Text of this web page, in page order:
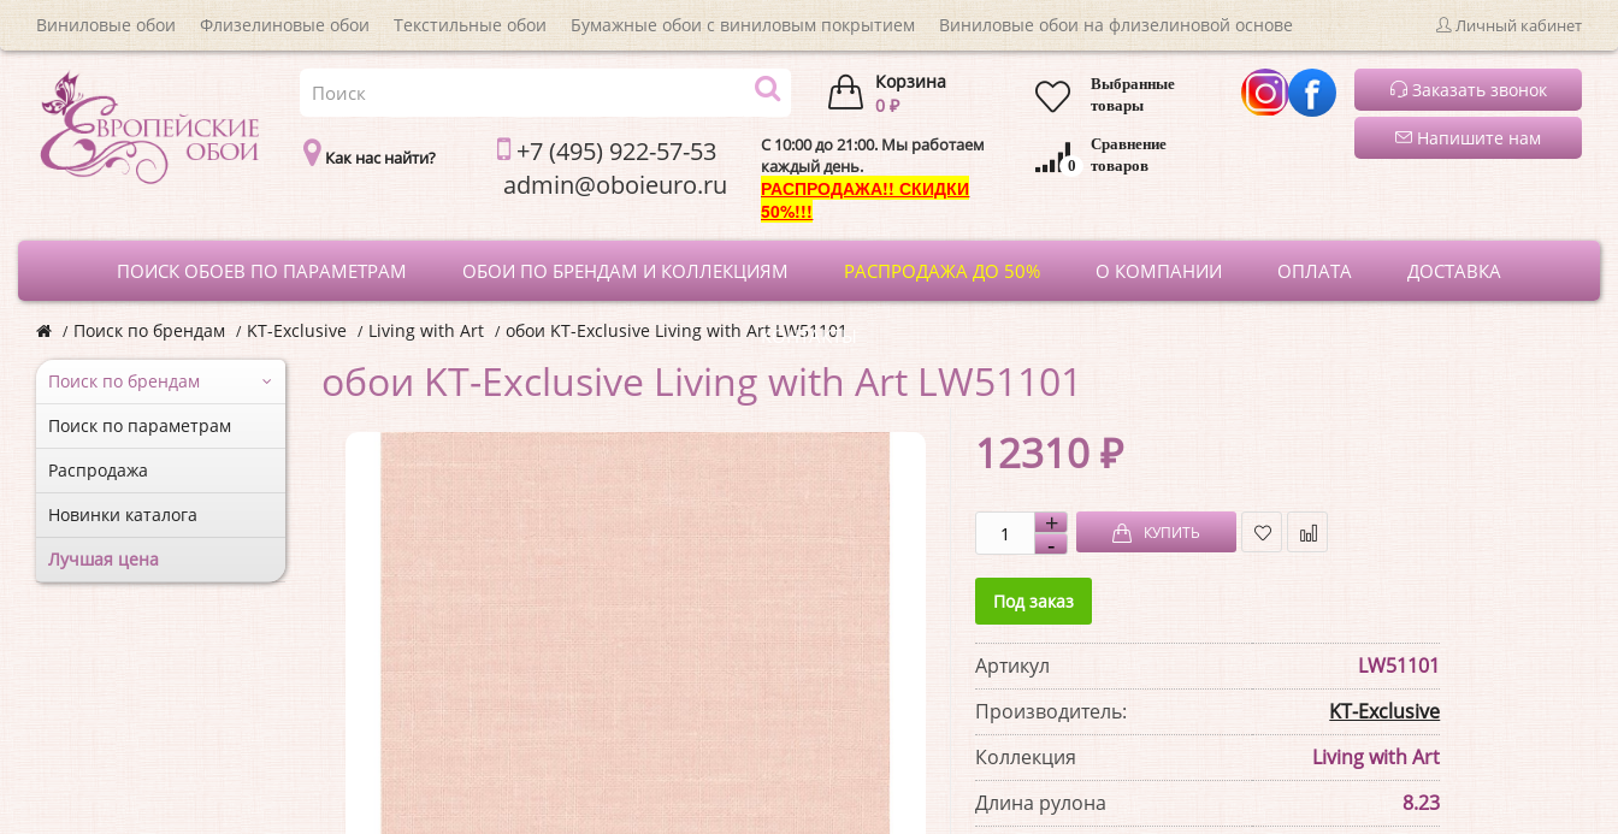
Виниловые обои Флизелиновые обои Текстильные обои Бумажные обои с виниловым покрытием Виниловые обои на флизелиновой основе Личный кабинет
Корзина
0 ₽
Как нас найти?
+7 (495) 922-57-53
admin@oboieuro.ru
C 10:00 до 21:00. Мы работаем
каждый день.
РАСПРОДАЖА!! СКИДКИ
50%!!!
Выбранные
товары
Сравнение
товаров
0
Заказать звонок
Напишите нам
ПОИСК ОБОЕВ ПО ПАРАМЕТРАМ ОБОИ ПО БРЕНДАМ И КОЛЛЕКЦИЯМ РАСПРОДАЖА ДО 50% О КОМПАНИИ ОПЛАТА ДОСТАВКА
КОНТАКТЫ
Поиск по брендам KT-Exclusive Living with Art обои KT-Exclusive Living with Art LW51101
Поиск по брендам
Поиск по параметрам
Распродажа
Новинки каталога
Лучшая цена
обои KT-Exclusive Living with Art LW51101
12310 ₽
КУПИТЬ
Под заказ
Артикул
LW51101
Производитель:
KT-Exclusive
Коллекция
Living with Art
Длина рулона
8.23